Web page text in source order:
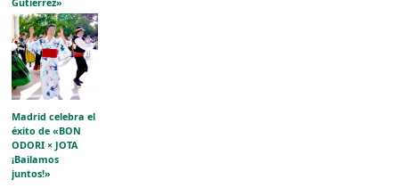
acerca la
evolución del
grabado japonés
al público
aragonés
Madrid celebra el
éxito de «BON
ODORI × JOTA
¡Bailamos
juntos!»